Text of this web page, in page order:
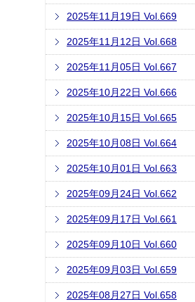
2025年11月19日 Vol.669
2025年11月12日 Vol.668
2025年11月05日 Vol.667
2025年10月22日 Vol.666
2025年10月15日 Vol.665
2025年10月08日 Vol.664
2025年10月01日 Vol.663
2025年09月24日 Vol.662
2025年09月17日 Vol.661
2025年09月10日 Vol.660
2025年09月03日 Vol.659
2025年08月27日 Vol.658